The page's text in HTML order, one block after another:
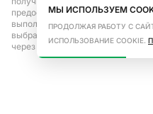
предоставлении рецепта,
выполняется при условиях
выбранном аптечном пункте.
через сайт.
МЫ ИСПОЛЬЗУЕМ
ПРОДОЛЖАЯ РАБОТУ С
ИСПОЛЬЗОВАНИЕ COOKIE.